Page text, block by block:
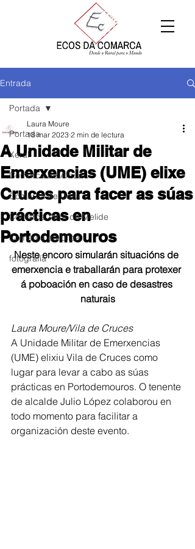
Entrada
Portada
Xeral
Comarca de Arzúa
Comarca de Deza
Comarca Terra de Melide
Comarca da Ulloa
fotografía
Portada
A Unidade Militar de
Emerxencias (UME) elixe
Cruces para facer as súas
prácticas en
Portodemouros
Laura Moure
18 mar 2023 2 min de lectura
Neste encoro simularán situacións de
emerxencia e traballarán para protexer
á poboación en caso de desastres
naturais
Laura Moure/Vila de Cruces
A Unidade Militar de Emerxencias
(UME) elixiu Vila de Cruces como
lugar para levar a cabo as súas
prácticas en Portodemouros. O tenente
de alcalde Julio López colaborou en
todo momento para facilitar a
organización deste evento.